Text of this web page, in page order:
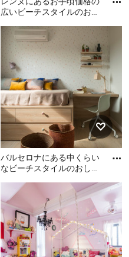
広いビーチスタイルのおし
淡色無垢フローリング、児
レンヌにあるお手頃価格の
広いビーチスタイルのおし
ゃれな子供部屋 (青い壁、淡
色無垢フローリング、児童
向け) の写真
バルセロナにある中くらい
なビーチスタイルのおしゃ
壁、淡色無垢フローリン
グ、
バルセロナにある中くらい
なビーチスタイルのおしゃ
れな子供部屋 (ベージュの
壁、淡色無垢フローリン
グ、児童向け、茶色い床) の
写真